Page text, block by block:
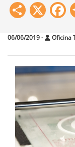
Share
X
06/06/2019- Oficina